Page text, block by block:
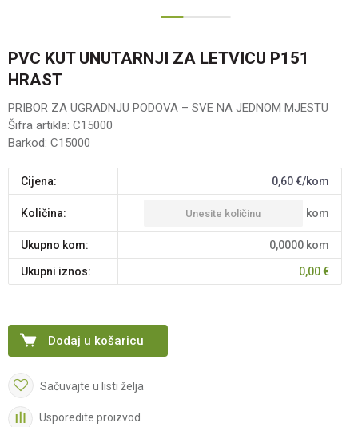
PVC KUT UNUTARNJI ZA LETVICU P151
HRAST
PRIBOR ZA UGRADNJU PODOVA – SVE NA JEDNOM MJESTU
Šifra artikla: C15000
Barkod: C15000
Cijena: 0,60€/kom
Količina: kom
Ukupno kom: 0,0000 kom
Ukupni iznos: 0,00€
Dodaj u košaricu
Sačuvajte u listi želja
Usporedite proizvod